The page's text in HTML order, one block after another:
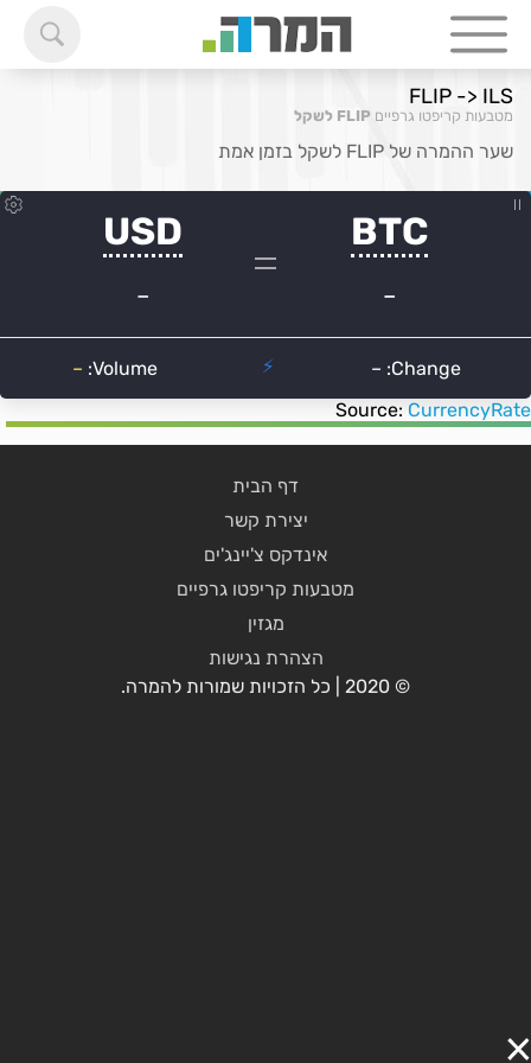
FLIP -> ILS
מטבעות קריפטו גרפיים FLIP לשקל
שער ההמרה של FLIP לשקל בזמן אמת
Source: CurrencyRate
דף הבית
יצירת קשר
אינדקס צ'יינג'ים
מטבעות קריפטו גרפיים
מגזין
הצהרת נגישות
© 2020 | כל הזכויות שמורות להמרה.